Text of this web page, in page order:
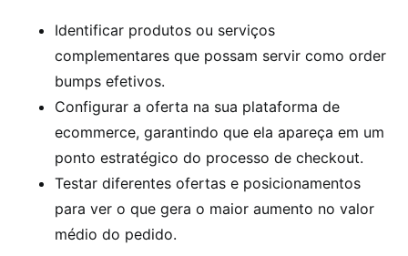
Identificar produtos ou serviços
complementares que possam servir como order
bumps efetivos.
Configurar a oferta na sua plataforma de
ecommerce, garantindo que ela apareça em um
ponto estratégico do processo de checkout.
Testar diferentes ofertas e posicionamentos
para ver o que gera o maior aumento no valor
médio do pedido.